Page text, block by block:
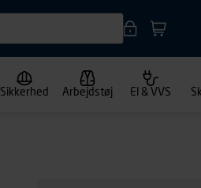
Sikkerhed Arbejdstøj El & VVS